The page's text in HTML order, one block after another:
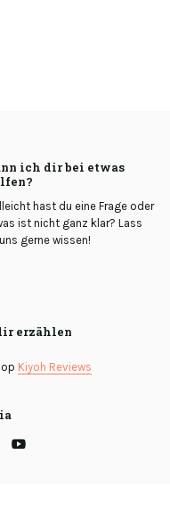
ich dir bei etwas
hast du eine Frage oder
ist nicht ganz klar? Lass
gerne wissen!
erzählen
op Kiyoh Reviews